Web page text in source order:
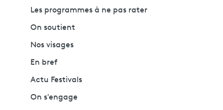
Les programmes à ne pas rater
On soutient
Nos visages
En bref
Actu Festivals
On s'engage